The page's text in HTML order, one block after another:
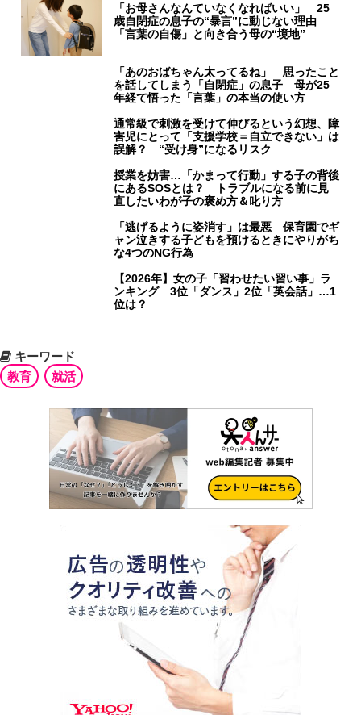
「お母さんなんていなくなればいい」 25
歳自閉症の息子の“暴言”に動じない理由
「言葉の自傷」と向き合う母の“境地”
「あのおばちゃん太ってるね」 思ったこと
を話してしまう「自閉症」の息子 母が25
年経て悟った「言葉」の本当の使い方
通常級で刺激を受けて伸びるという幻想、障
害児にとって「支援学校＝自立できない」は
誤解？ “受け身”になるリスク
授業を妨害…「かまって行動」する子の背後
にあるSOSとは？ トラブルになる前に見
直したいわが子の褒め方＆叱り方
「逃げるように姿消す」は最悪 保育園でギ
ャン泣きする子どもを預けるときにやりがち
な4つのNG行為
【2026年】女の子「習わせたい習い事」ラ
ンキング 3位「ダンス」2位「英会話」…1
位は？
キーワード
教育
就活